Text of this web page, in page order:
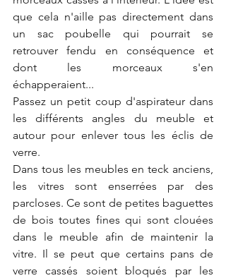
que cela n'aille pas directement dans
un sac poubelle qui pourrait se
retrouver fendu en conséquence et
dont les morceaux s'en
échapperaient...
Passez un petit coup d'aspirateur dans
les différents angles du meuble et
autour pour enlever tous les éclis de
verre.
Dans tous les meubles en teck anciens,
les vitres sont enserrées par des
parcloses. Ce sont de petites baguettes
de bois toutes fines qui sont clouées
dans le meuble afin de maintenir la
vitre. Il se peut que certains pans de
verre cassés soient bloqués par les